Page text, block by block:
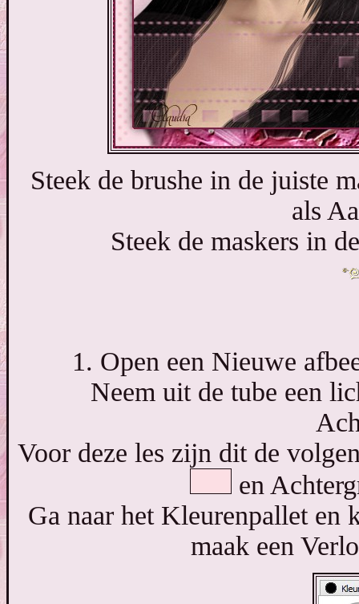
Steek de brushe in de juiste
als
Steek de maskers in
1. Open een Nieuwe
Neem uit de tube een
Voor deze les zijn dit de
en
Ga naar het Kleurenpallet en
maak een